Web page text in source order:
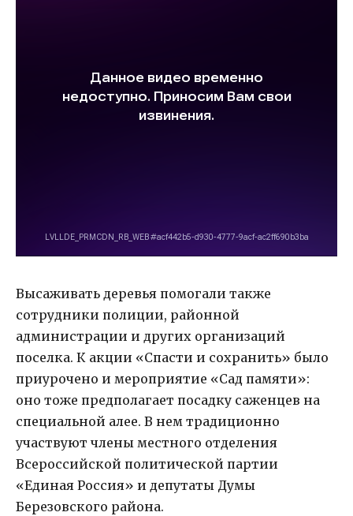
Высаживать деревья помогали также
сотрудники полиции, районной
администрации и других организаций
поселка. К акции «Спасти и сохранить» было
приурочено и мероприятие «Сад памяти»:
оно тоже предполагает посадку саженцев на
специальной алее. В нем традиционно
участвуют члены местного отделения
Всероссийской политической партии
«Единая Россия» и депутаты Думы
Березовского района.